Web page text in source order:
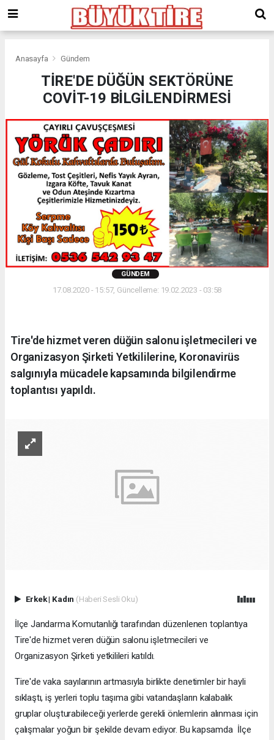
giriş
kingroyal
Anasayfa Gündem
TİRE'DE DÜĞÜN SEKTÖRÜNE
COVİT-19 BİLGİLENDİRMESİ
GÜNDEM
17.08.2020 - 15:57, Güncelleme: 19.02.2023 - 03:58
Tire'de hizmet veren düğün salonu işletmecileri ve
Organizasyon Şirketi Yetkililerine, Koronavirüs
salgınıyla mücadele kapsamında bilgilendirme
toplantısı yapıldı.
Erkek| Kadın (Haberi Sesli Oku)
İlçe Jandarma Komutanlığı tarafından düzenlenen toplantıya
Tire'de hizmet veren düğün salonu işletmecileri ve
Organizasyon Şirketi yetkilileri katıldı.
Tire'de vaka sayılarının artmasıyla birlikte denetimler bir hayli
sıklaştı, iş yerleri toplu taşıma gibi vatandaşların kalabalık
gruplar oluşturabileceği yerlerde gerekli önlemlerin alınması için
çalışmalar yoğun bir şekilde devam ediyor. Bu kapsamda İlçe